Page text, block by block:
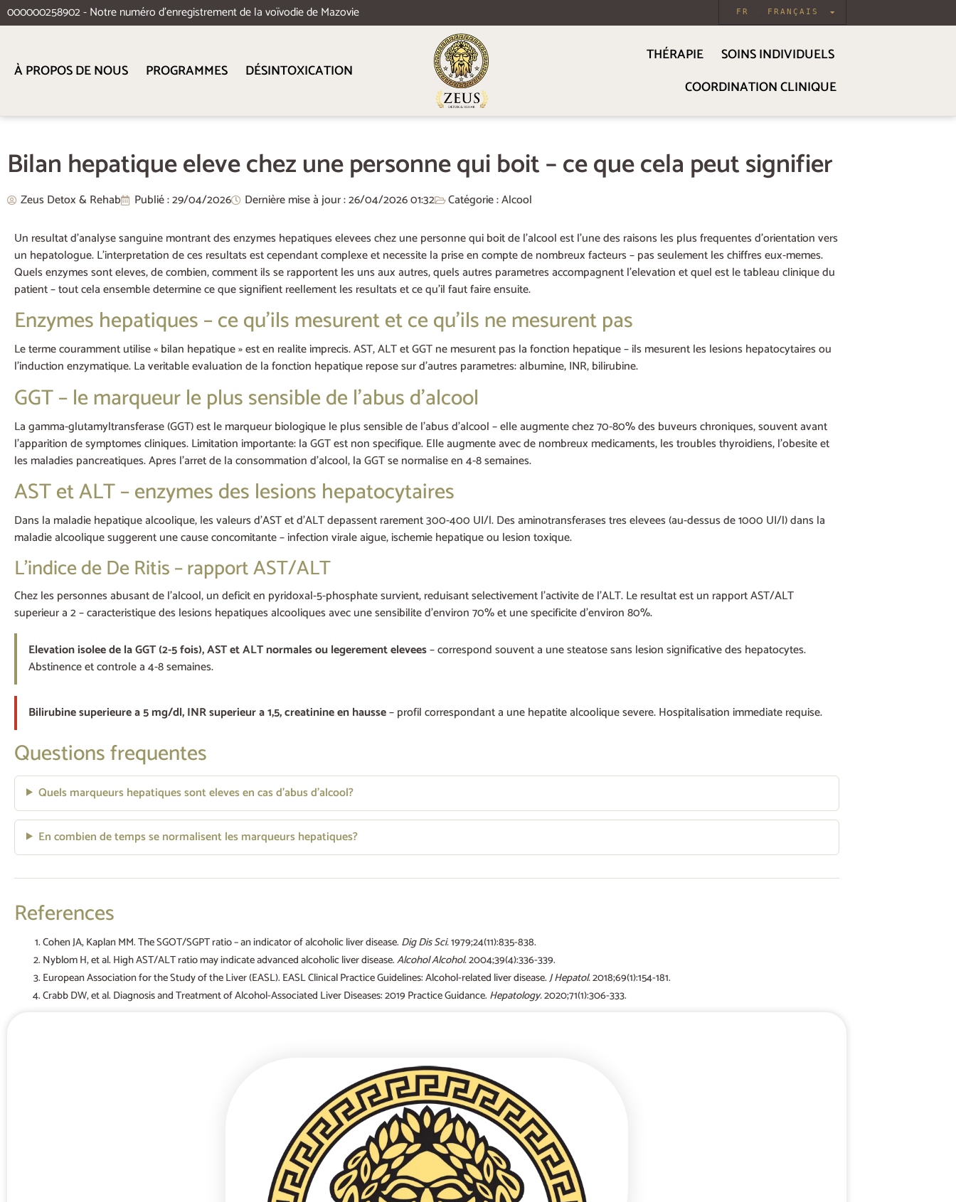
000000258902 - Notre numéro d'enregistrement de la voïvodie de Mazovie FRANÇAIS
FR
À PROPOS DE NOUS PROGRAMMES DÉSINTOXICATION
THÉRAPIE
SOINS INDIVIDUELS
COORDINATION CLINIQUE
Bilan hepatique eleve chez une personne qui boit – ce que cela peut signifier
Zeus Detox & Rehab Publié :29/04/2026 Dernière mise à jour : 26/04/202601:32 Catégorie :Alcool
Un resultat d’analyse sanguine montrant des enzymes hepatiques elevees chez une personne qui boit de l’alcool est l’une des raisons les plus frequentes d’orientation vers
un hepatologue. L’interpretation de ces resultats est cependant complexe et necessite la prise en compte de nombreux facteurs – pas seulement les chiffres eux-memes.
Quels enzymes sont eleves, de combien, comment ils se rapportent les uns aux autres, quels autres parametres accompagnent l’elevation et quel est le tableau clinique du
patient – tout cela ensemble determine ce que signifient reellement les resultats et ce qu’il faut faire ensuite.
Enzymes hepatiques – ce qu’ils mesurent et ce qu’ils ne mesurent pas
Le terme couramment utilise « bilan hepatique » est en realite imprecis. AST, ALT et GGT ne mesurent pas la fonction hepatique – ils mesurent les lesions hepatocytaires ou
l’induction enzymatique. La veritable evaluation de la fonction hepatique repose sur d’autres parametres: albumine, INR, bilirubine.
GGT – le marqueur le plus sensible de l’abus d’alcool
La gamma-glutamyltransferase (GGT) est le marqueur biologique le plus sensible de l’abus d’alcool – elle augmente chez 70-80% des buveurs chroniques, souvent avant
l’apparition de symptomes cliniques. Limitation importante: la GGT est non specifique. Elle augmente avec de nombreux medicaments, les troubles thyroidiens, l’obesite et
les maladies pancreatiques. Apres l’arret de la consommation d’alcool, la GGT se normalise en 4-8 semaines.
AST et ALT – enzymes des lesions hepatocytaires
Dans la maladie hepatique alcoolique, les valeurs d’AST et d’ALT depassent rarement 300-400 UI/l. Des aminotransferases tres elevees (au-dessus de 1000 UI/l) dans la
maladie alcoolique suggerent une cause concomitante – infection virale aigue, ischemie hepatique ou lesion toxique.
L’indice de De Ritis – rapport AST/ALT
Chez les personnes abusant de l’alcool, un deficit en pyridoxal-5-phosphate survient, reduisant selectivement l’activite de l’ALT. Le resultat est un rapport AST/ALT
superieur a 2 – caracteristique des lesions hepatiques alcooliques avec une sensibilite d’environ 70% et une specificite d’environ 80%.
Elevation isolee de la GGT (2-5 fois), AST et ALT normales ou legerement elevees– correspond souvent a une steatose sans lesion significative des hepatocytes.
Abstinence et controle a 4-8 semaines.
Bilirubine superieure a 5 mg/dl, INR superieur a 1,5, creatinine en hausse– profil correspondant a une hepatite alcoolique severe. Hospitalisation immediate requise.
Questions frequentes
Quels marqueurs hepatiques sont eleves en cas d’abus d’alcool?
En combien de temps se normalisent les marqueurs hepatiques?
References
Cohen JA, Kaplan MM. The SGOT/SGPT ratio – an indicator of alcoholic liver disease. Dig Dis Sci.1979;24(11):835-838.
Nyblom H, et al. High AST/ALT ratio may indicate advanced alcoholic liver disease.Alcohol Alcohol.2004;39(4):336-339.
European Association for the Study of the Liver (EASL). EASL Clinical Practice Guidelines: Alcohol-related liver disease.J Hepatol.2018;69(1):154-181.
Crabb DW, et al. Diagnosis and Treatment of Alcohol-Associated Liver Diseases: 2019 Practice Guidance. Hepatology.2020;71(1):306-333.